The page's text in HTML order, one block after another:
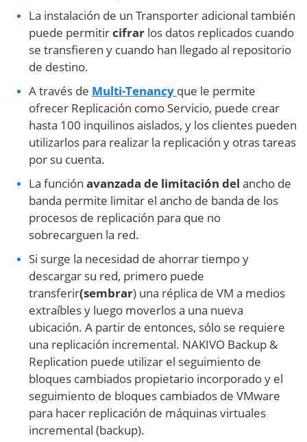
La instalación de un Transporter adicional también
puede permitircifrar los datos replicados cuando
se transfieren y cuando han llegado al repositorio
de destino.
A través de Multi-Tenancy que le permite
ofrecer Replicación como Servicio, puede crear
hasta 100 inquilinos aislados, y los clientes pueden
utilizarlos para realizar la replicación y otras tareas
por su cuenta.
La función avanzada de limitación del ancho de
banda permite limitar el ancho de banda de los
procesos de replicación para que no
sobrecarguen la red.
Si surge la necesidad de ahorrar tiempo y
descargar su red, primero puede
transferir(sembrar) una réplica de VM a medios
extraíbles y luego moverlos a una nueva
ubicación. A partir de entonces, sólo se requiere
una replicación incremental. NAKIVO Backup &
Replication puede utilizar el seguimiento de
bloques cambiados propietario incorporado y el
seguimiento de bloques cambiados de VMware
para hacer replicación de máquinas virtuales
incremental (backup).